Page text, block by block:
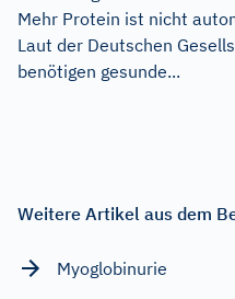
Mehr Protein ist nicht
Laut der Deutschen
benötigen gesunde...
Weitere Artikel aus dem
Myoglobinurie